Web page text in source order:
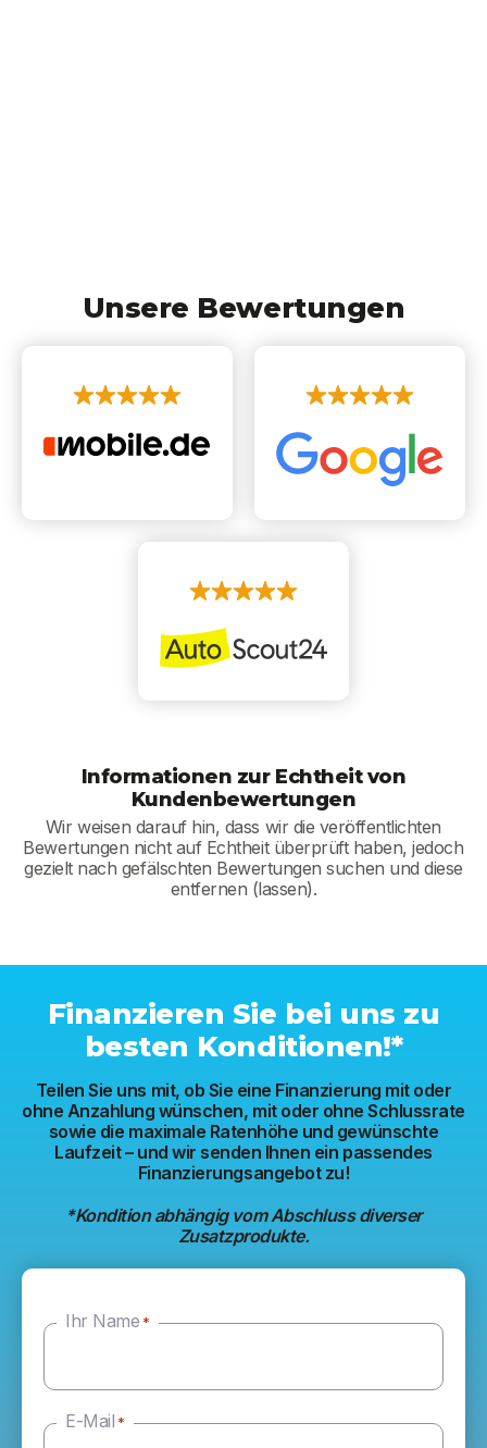
Unsere Bewertungen
Informationen zur Echtheit von
Kundenbewertungen
Wir weisen darauf hin, dass wir die veröffentlichten
Bewertungen nicht auf Echtheit überprüft haben, jedoch
gezielt nach gefälschten Bewertungen suchen und diese
entfernen (lassen).
Finanzieren Sie bei uns zu
besten Konditionen!*
Teilen Sie uns mit, ob Sie eine Finanzierung mit oder
ohne Anzahlung wünschen, mit oder ohne Schlussrate
sowie die maximale Ratenhöhe und gewünschte
Laufzeit – und wir senden Ihnen ein passendes
Finanzierungsangebot zu!
*Kondition abhängig vom Abschluss diverser
Zusatzprodukte.
Ihr Name *
E-Mail *